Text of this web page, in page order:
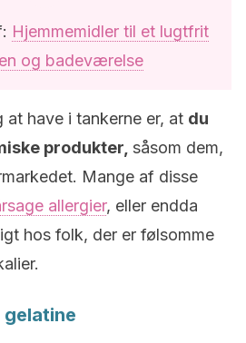
Hjemmemidler til et lugtfrit
og badeværelse
at have i tankerne er, at du
produkter, såsom dem,
Mange af disse
allergier, eller endda
hos folk, der er følsomme